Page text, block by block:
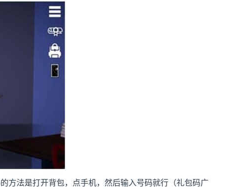
方法是打开背包，点手机，然后输入号码就行（礼包码广